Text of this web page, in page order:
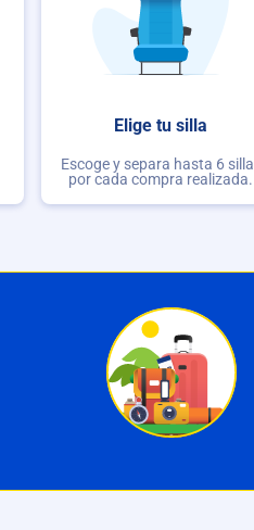
Elige tu silla
Escoge y separa hasta 6
por cada compra realizada.